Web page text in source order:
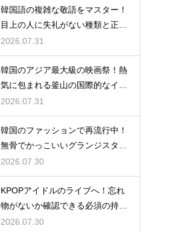
韓国語の複雑な敬語をマスター！
目上の人に失礼がない種類と正し
い使い分け
2026.07.31
韓国のアジア最大級の映画祭！熱
気に包まれる釜山の国際的なイベ
ント
2026.07.31
韓国のファッションで再流行中！
無骨でかっこいいグランジスタイ
ルの特徴
2026.07.30
KPOPアイドルのライブへ！忘れ
物がないか確認できる必須の持ち
物リスト
2026.07.30